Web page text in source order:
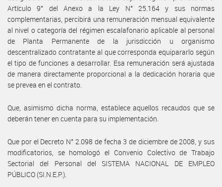
Artículo 9° del Anexo a la Ley N° 25.164 y sus normas
complementarias, percibirá una remuneración mensual equivalente
al nivel o categoría del régimen escalafonario aplicable al personal
de Planta Permanente de la jurisdicción u organismo
descentralizado contratante al que corresponda equipararlo según
el tipo de funciones a desarrollar. Esa remuneración será ajustada
de manera directamente proporcional a la dedicación horaria que
se prevea en el contrato.
Que, asimismo dicha norma, establece aquellos recaudos que se
deberán tener en cuenta para su implementación.
Que por el Decreto N° 2.098 de fecha 3 de diciembre de 2008, y sus
modificatorios, se homologó el Convenio Colectivo de Trabajo
Sectorial del Personal del SISTEMA NACIONAL DE EMPLEO
PÚBLICO (SI.N.E.P.).